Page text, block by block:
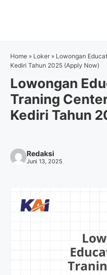
Home » Loker » Lowongan
Kediri Tahun 2025 (Apply Now)
Lowongan
Traning
Kediri Tahun
Redaksi
Juni 13, 2025